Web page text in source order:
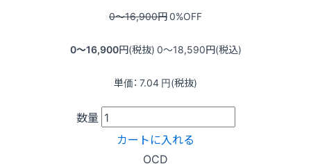
0〜16,900円0%OFF
0〜16,900円(税抜) 0〜18,590円(税込)
単価： 7.04 円(税抜)
数量
カートに入れる
OCD